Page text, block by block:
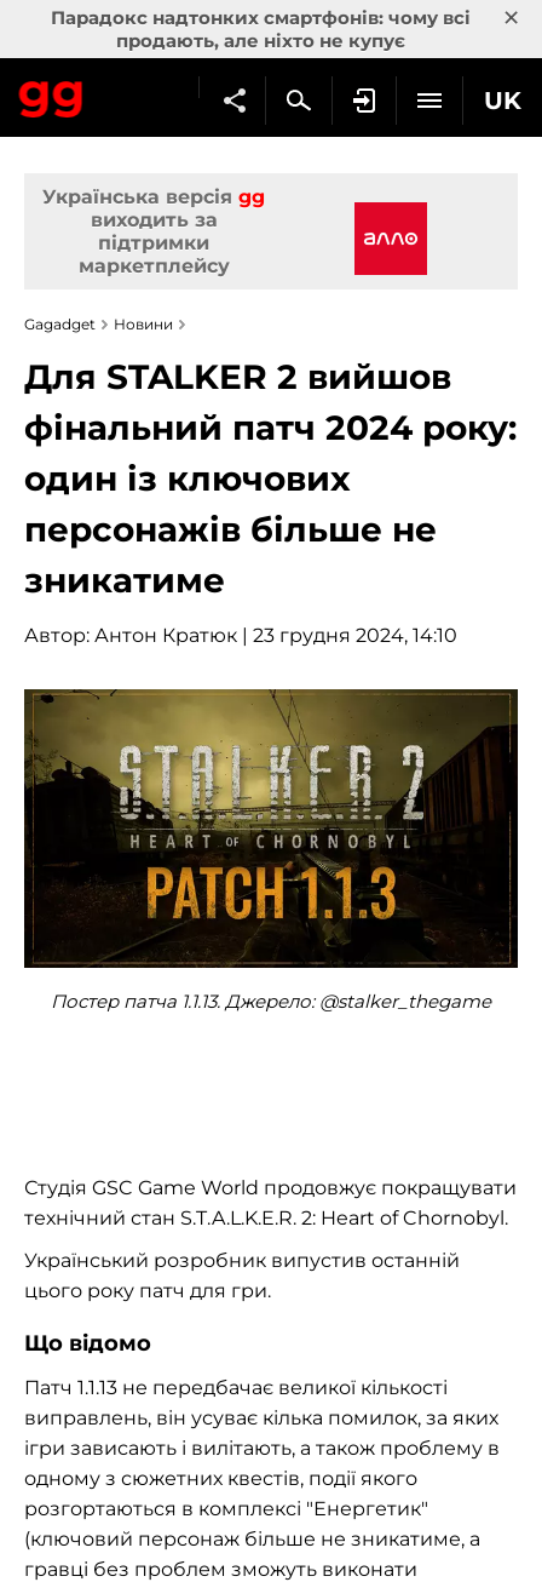
Парадокс надтонких смартфонів: чому всі
продають, але ніхто не купує
×
UK
Українська версія gg
виходить за
підтримки
маркетплейсу
Gagadget Новини
Для STALKER 2 вийшов
фінальний патч 2024 року:
один із ключових
персонажів більше не
зникатиме
Автор: Антон Кратюк | 23 грудня 2024, 14:10
Постер патча 1.1.13. Джерело: @stalker_thegame
Студія GSC Game World продовжує покращувати
технічний стан S.T.A.L.K.E.R. 2: Heart of Chornobyl.
Український розробник випустив останній
цього року патч для гри.
Що відомо
Патч 1.1.13 не передбачає великої кількості
виправлень, він усуває кілька помилок, за яких
ігри зависають і вилітають, а також проблему в
одному з сюжетних квестів, події якого
розгортаються в комплексі "Енергетик"
(ключовий персонаж більше не зникатиме, а
гравці без проблем зможуть виконати